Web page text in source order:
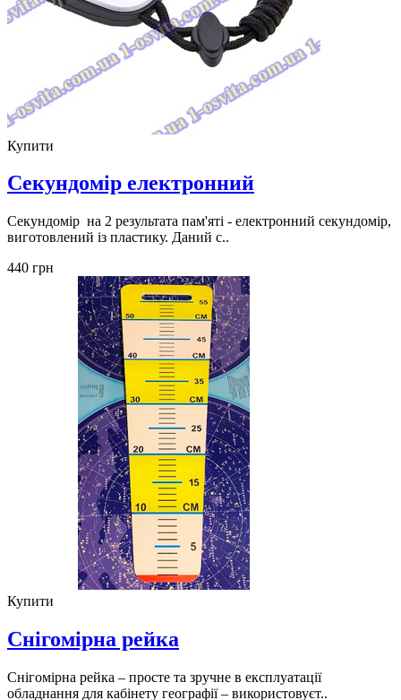
Купити
Секундомір електронний
Секундомір на 2 результата пам'яті - електронний секундомір,
виготовлений із пластику. Даний с..
440 грн
Купити
Снiгомiрна рейка
Снігомірна рейка – просте та зручне в експлуатації
обладнання для кабінету географії – використовуєт..